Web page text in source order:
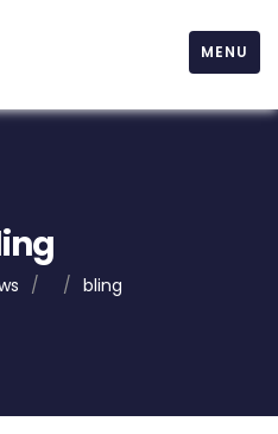
MENU
/ / bling